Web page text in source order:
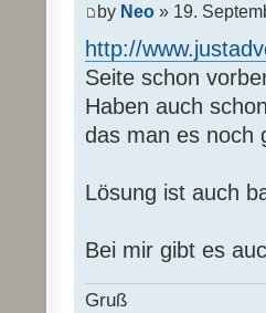
by Neo » 19.
http://
Seite schon
Haben auch
das man es noch
Lösung ist auch
Bei mir gibt es
Gruß